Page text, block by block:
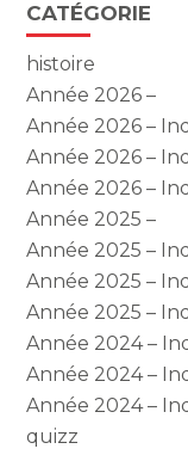
CATÉGORIE
histoire
Année 2026 –
Année 2026 –
Année 2026 –
Année 2026 –
Année 2025 –
Année 2025 –
Année 2025 –
Année 2025 –
Année 2024 –
Année 2024 –
Année 2024 –
quizz